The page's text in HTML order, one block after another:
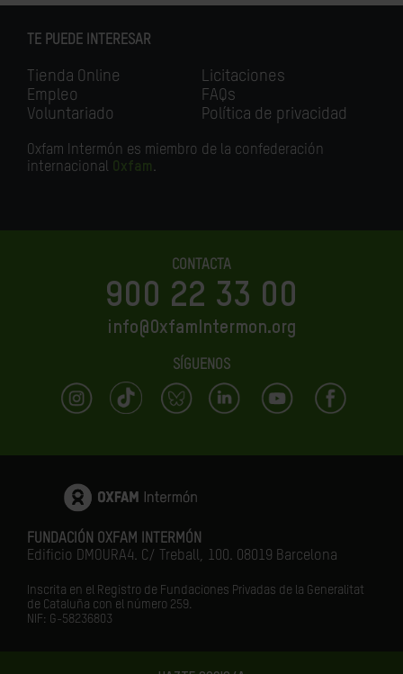
TE PUEDE INTERESAR
Tienda Online
Empleo
Voluntariado
Licitaciones
FAQs
Política de privacidad
Oxfam Intermón es miembro de la confederación
internacional Oxfam.
CONTACTA
900 22 33 00
info@OxfamIntermon.org
SÍGUENOS
FUNDACIÓN OXFAM INTERMÓN
Edificio DMOURA4. C/ Treball, 100. 08019 Barcelona
Inscrita en el Registro de Fundaciones Privadas de la Generalitat
de Cataluña con el número 259.
NIF: G-58236803